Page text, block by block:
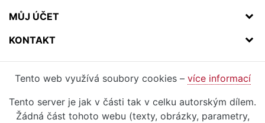
MŮJ ÚČET
KONTAKT
Tento web využívá soubory cookies – více informací
Tento server je jak v části tak v celku autorským dílem.
Žádná část tohoto webu (texty, obrázky, parametry,